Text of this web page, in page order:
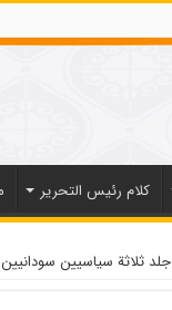
كلام رئيس التحرير
جلد ثلاثة سياسيين سودانيين